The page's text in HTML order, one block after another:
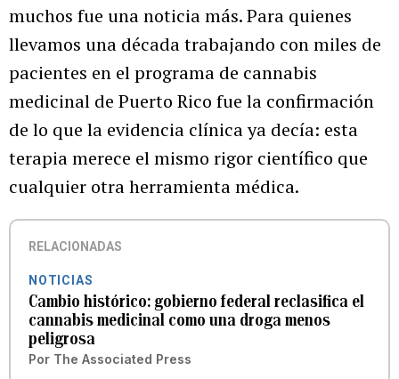
muchos fue una noticia más. Para quienes
llevamos una década trabajando con miles de
pacientes en el programa de cannabis
medicinal de Puerto Rico fue la confirmación
de lo que la evidencia clínica ya decía: esta
terapia merece el mismo rigor científico que
cualquier otra herramienta médica.
RELACIONADAS
NOTICIAS
Cambio histórico: gobierno federal reclasifica el
cannabis medicinal como una droga menos
peligrosa
Por The Associated Press